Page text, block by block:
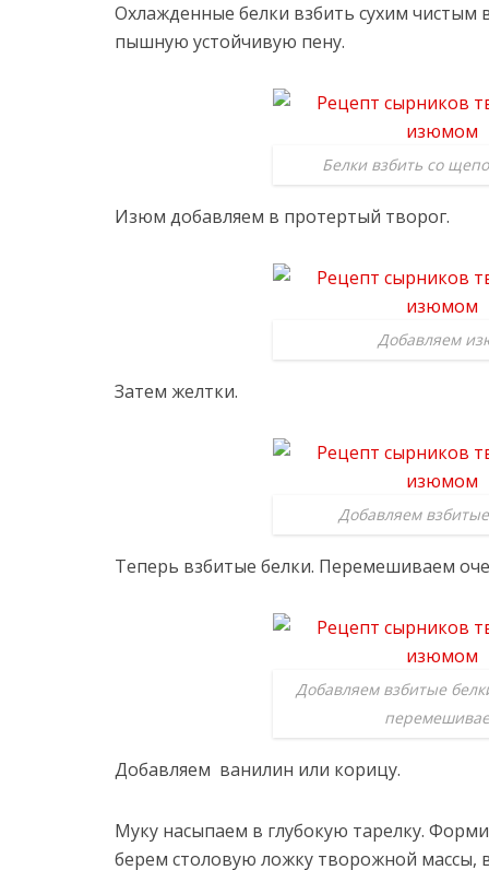
Охлажденные белки взбить сухим чистым
пышную устойчивую пену.
Белки взбить со
Изюм добавляем в протертый творог.
Добавляем
Затем желтки.
Добавляем
Теперь взбитые белки. Перемешиваем
Добавляем взбитые
Добавляем ванилин или корицу.
Муку насыпаем в глубокую тарелку.
берем столовую ложку творожной массы,